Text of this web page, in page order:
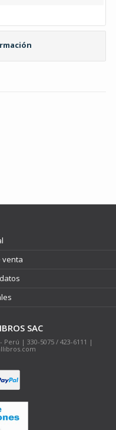
venta
SAC
Perú | 330-5075 / 423-6111 |